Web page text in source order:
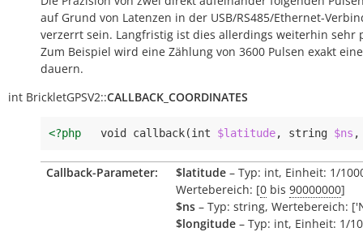
auf Grund von Latenzen in der USB/RS485/Ethernet-
verzerrt sein. Langfristig ist dies allerdings weiterhin sehr
Zum Beispiel wird eine Zählung von 3600 Pulsen exakt
dauern.
int BrickletGPSV2::CALLBACK_COORDINATES
<?php void callback(int $latitude, string $ns ,
Callback-Parameter: $latitude – Typ: int, Einheit: 1/
Wertebereich: [0 bis 90000000]
$ns – Typ: string, Wertebereich:
$longitude – Typ: int, Einheit: 1/